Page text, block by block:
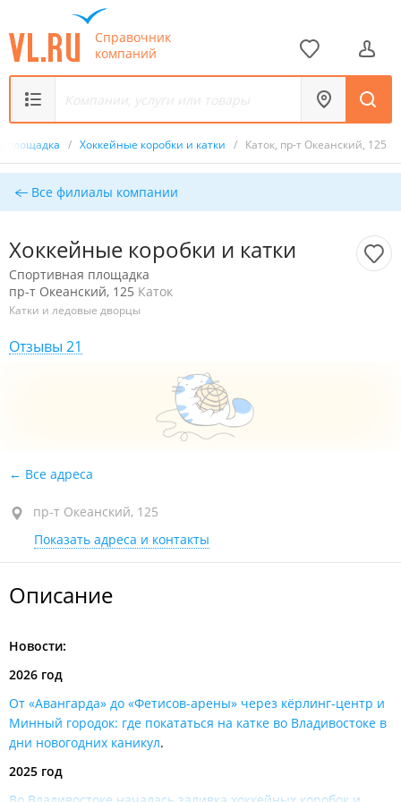
Справочник
компаний
площадка / Хоккейные коробки и катки / Каток, пр-т Океанский, 125
Все филиалы компании
Хоккейные коробки и катки
Спортивная площадка
пр-т Океанский, 125 Каток
Катки и ледовые дворцы
Отзывы 21
Все адреса
пр-т Океанский, 125
Показать адреса и контакты
Описание
Новости:
2026 год
От «Авангарда» до «Фетисов-арены» через кёрлинг-центр и
Минный городок: где покататься на катке во Владивостоке в
дни новогодних каникул.
2025 год